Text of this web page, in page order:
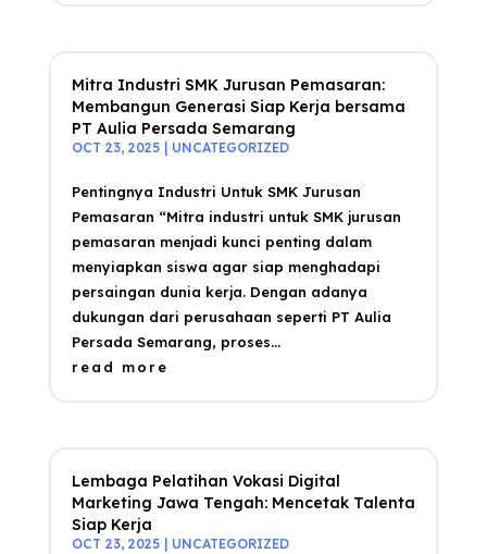
Mitra Industri SMK Jurusan Pemasaran:
Membangun Generasi Siap Kerja bersama
PT Aulia Persada Semarang
OCT 23, 2025| UNCATEGORIZED
Pentingnya Industri Untuk SMK Jurusan
Pemasaran “Mitra industri untuk SMK jurusan
pemasaran menjadi kunci penting dalam
menyiapkan siswa agar siap menghadapi
persaingan dunia kerja. Dengan adanya
dukungan dari perusahaan seperti PT Aulia
Persada Semarang, proses...
read more
Lembaga Pelatihan Vokasi Digital
Marketing Jawa Tengah: Mencetak Talenta
Siap Kerja
OCT 23, 2025| UNCATEGORIZED